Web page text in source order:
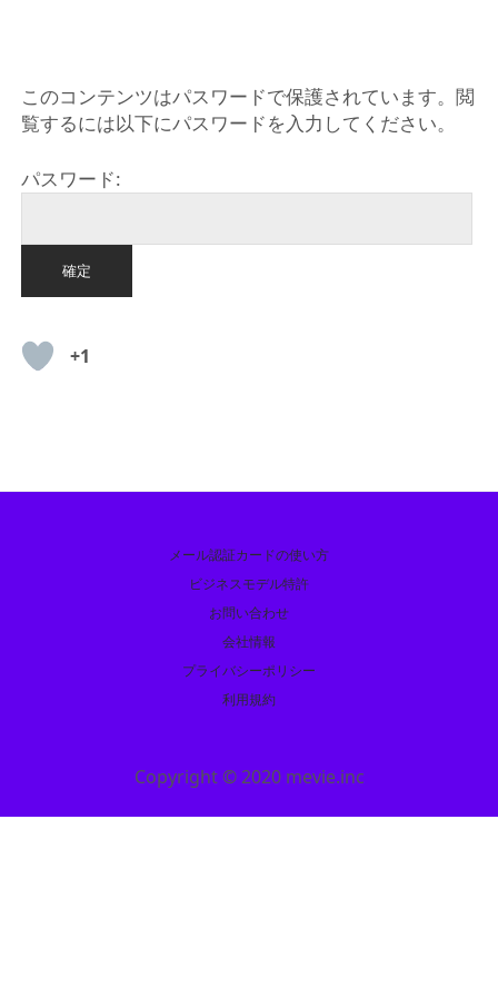
このコンテンツはパスワードで保護されています。閲
覧するには以下にパスワードを入力してください。
パスワード:
+1
メール認証カードの使い方
ビジネスモデル特許
お問い合わせ
会社情報
プライバシーポリシー
利用規約
Copyright © 2020 mevie.inc